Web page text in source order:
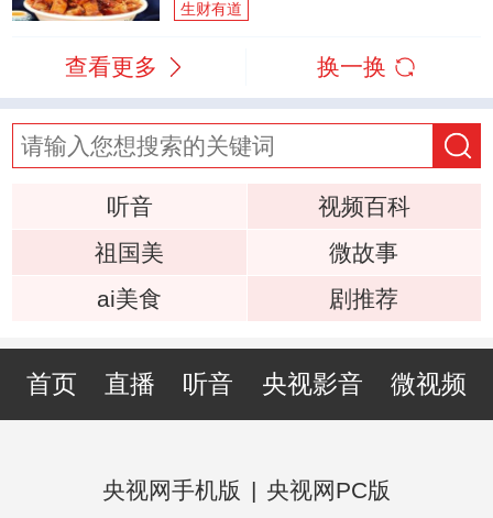
生财有道
查看更多 换一换
听音
视频百科
祖国美
微故事
ai美食
剧推荐
首页 直播 听音 央视影音 微视频
央视网手机版 | 央视网PC版